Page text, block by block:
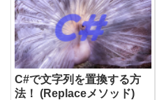
C#で文字列を置換する方
法！ (Replaceメソッド)